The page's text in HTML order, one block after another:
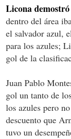
Licona
dentro del área
el salvador azul,
para los azules;
gol de la
Juan Pablo
gol un tanto de
los azules pero
descuento que
tuvo un